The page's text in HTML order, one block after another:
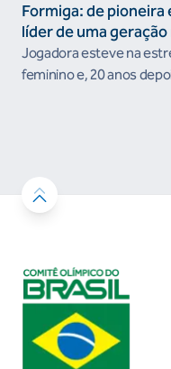
Formiga: de pioneira
líder de uma geração
Jogadora esteve na
feminino e, 20 anos